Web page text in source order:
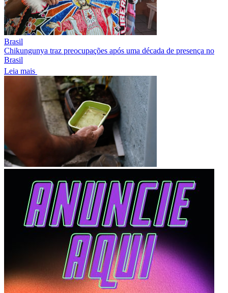
Brasil
Chikungunya traz preocupações após uma década de presença no
Brasil
Leia mais